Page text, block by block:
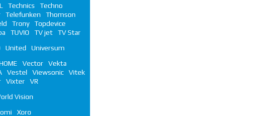
Technics
Techno
Telefunken
Thomson
Trony
Topdevice
TUVIO TV jet TV Star
United Universum
Vector
Vekta
Vestel Viewsonic
Vitek
Vixter VR
Vision
Xoro